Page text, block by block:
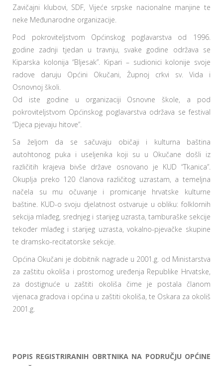
Zavičajni klubovi, SDF, Vijeće srpske nacionalne manjine te
neke Međunarodne organizacije.
Pod pokroviteljstvom Općinskog poglavarstva od 1996.
godine zadnji tjedan u travnju, svake godine održava se
Kiparska kolonija “Bljesak”. Kipari – sudionici kolonije svoje
radove daruju Općini Okučani, Župnoj crkvi sv. Vida i
Osnovnoj školi.
Od iste godine u organizaciji Osnovne škole, a pod
pokroviteljstvom Općinskog poglavarstva održava se festival
“Djeca pjevaju hitove”.
Sa željom da se sačuvaju običaji i kulturna baština
autohtonog puka i useljenika koji su u Okučane došli iz
različitih krajeva bivše države osnovano je KUD “Tkanica”.
Okuplja preko 120 članova različitog uzrastam, a temeljna
načela su mu očuvanje i promicanje hrvatske kulturne
baštine. KUD-o svoju djelatnost ostvaruje u obliku: folklornih
sekcija mlađeg, srednjeg i starijeg uzrasta, tamburaške sekcije
tekođer mlađeg i starijeg uzrasta, vokalno-pjevačke skupine
te dramsko-recitatorske sekcije.
Općina Okučani je dobitnik nagrade u 2001.g. od Ministarstva
za zaštitu okoliša i prostornog uređenja Republike Hrvatske,
za dostignuće u zaštiti okoliša čime je postala članom
vijenaca gradova i općina u zaštiti okoliša, te Oskara za okoliš
2001.g.
POPIS REGISTRIRANIH OBRTNIKA NA PODRUČJU OPĆINE